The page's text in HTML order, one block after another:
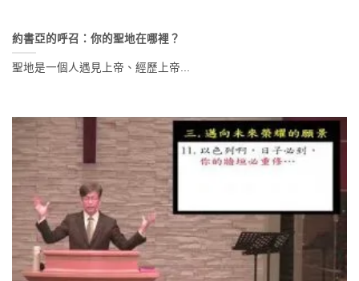
約書亞的呼召：你的聖地在哪裡？
聖地是一個人遇見上帝、經歷上帝...